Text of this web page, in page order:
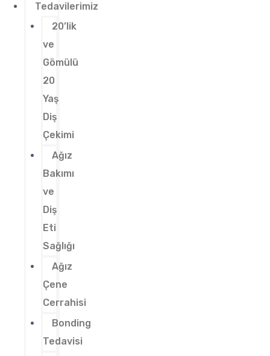
Tedavilerimiz
20’lik
ve
Gömülü
20
Yaş
Diş
Çekimi
Ağız
Bakımı
ve
Diş
Eti
Sağlığı
Ağız
Çene
Cerrahisi
Bonding
Tedavisi